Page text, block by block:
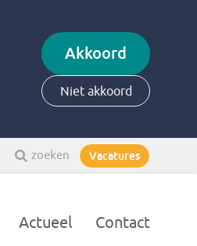
Akkoord
Niet akkoord
zoeken Vacatures
Actueel Contact